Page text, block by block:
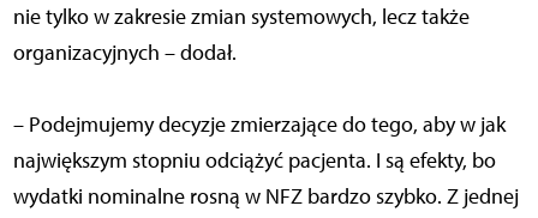
nie tylko w zakresie zmian systemowych, lecz także
organizacyjnych – dodał.
– Podejmujemy decyzje zmierzające do tego, aby w jak
największym stopniu odciążyć pacjenta. I są efekty, bo
wydatki nominalne rosną w NFZ bardzo szybko. Z jednej